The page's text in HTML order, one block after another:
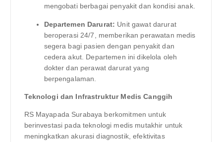
mengobati berbagai penyakit dan kondisi anak.
Departemen Darurat: Unit gawat darurat
beroperasi 24/7, memberikan perawatan medis
segera bagi pasien dengan penyakit dan
cedera akut. Departemen ini dikelola oleh
dokter dan perawat darurat yang
berpengalaman.
Teknologi dan Infrastruktur Medis Canggih
RS Mayapada Surabaya berkomitmen untuk
berinvestasi pada teknologi medis mutakhir untuk
meningkatkan akurasi diagnostik, efektivitas